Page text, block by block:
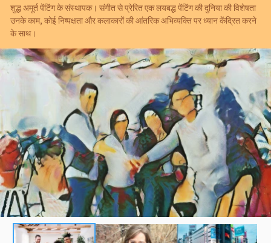
शुद्ध अमूर्त पेंटिंग के संस्थापक। संगीत से प्रेरित एक लयबद्ध पेंटिंग की दुनिया की विशेषता
उनके काम, कोई निष्पक्षता और कलाकारों की आंतरिक अभिव्यक्ति पर ध्यान केंद्रित करने
के साथ।